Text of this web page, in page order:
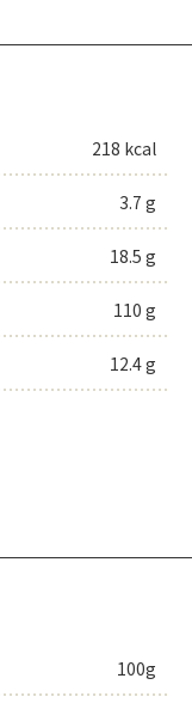
218 kcal
3.7 g
18.5 g
110 g
12.4 g
100g